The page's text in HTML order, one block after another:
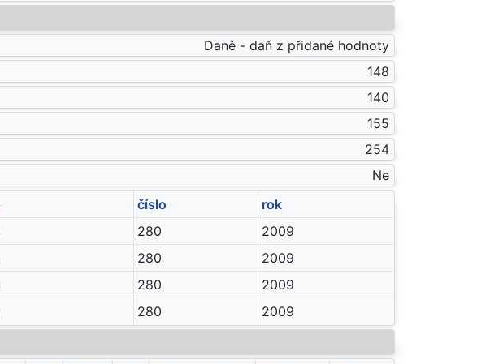
Daně - daň z přidané hodnoty
148
140
155
254
Ne
číslo
rok
280
2009
280
2009
280
2009
280
2009